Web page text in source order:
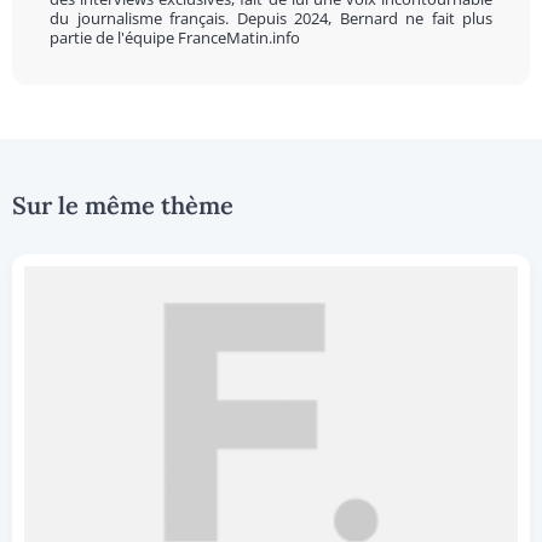
du journalisme français. Depuis 2024, Bernard ne fait plus
partie de l'équipe FranceMatin.info
Sur le même thème